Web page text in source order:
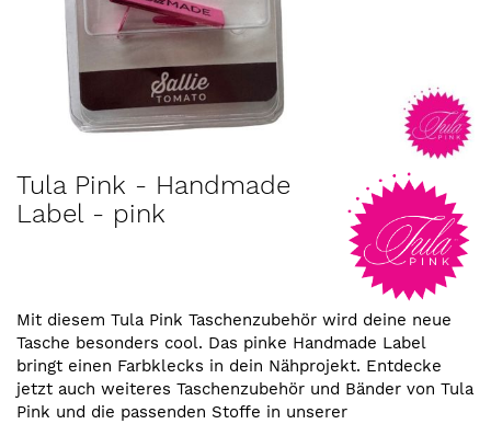
Zum
Anfang
der
Tula Pink - Handmade
Label - pink
Mit diesem Tula Pink Taschenzubehör wird deine neue
Tasche besonders cool. Das pinke Handmade Label
bringt einen Farbklecks in dein Nähprojekt. Entdecke
jetzt auch weiteres Taschenzubehör und Bänder von Tula
Pink und die passenden Stoffe in unserer